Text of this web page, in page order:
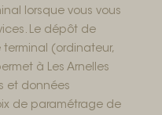
lorsque vous vous
Le dépôt de
(ordinateur,
à Les Arnelles
et données
de paramétrage de